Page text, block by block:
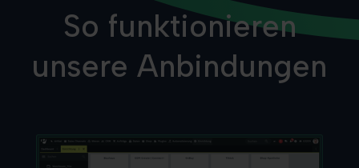
So funktionieren
unsere Anbindungen